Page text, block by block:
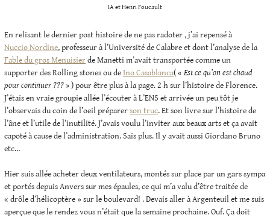
IA et Henri Foucault
En relisant le dernier post histoire de ne pas radoter , j’ai repensé à
Nuccio Nordine, professeur à l’Université de Calabre et dont l’analyse de la
Fable du gros Menuisierde Manetti m’avait transportée comme un
supporter des Rolling stones ou deIno Casablanca( « Est ce qu’on est chaud
pour continuer ??? » ) pour être plus à la page. 2 h sur l’histoire de Florence.
J’étais en vraie groupie allée l’écouter à L’ENS et arrivée un peu tôt je
l’observais du coin de l’oeil préparerson truc. Et son livre sur l’histoire de
l’âne et l’utile de l’inutilité. J’avais voulu l’inviter aux beaux arts et ça avait
capoté à cause de l’administration. Sais plus. Il y avait aussi Giordano Bruno
etc…
Hier suis allée acheter deux ventilateurs, montés sur place par un gars sympa
et portés depuis Anvers sur mes épaules, ce qui m’a valu d’être traitée de
« drôle d’hélicoptère » sur le boulevard! . Devais aller à Argenteuil et me suis
aperçue que le rendez vous n’était que la semaine prochaine. Ouf. Ça doit